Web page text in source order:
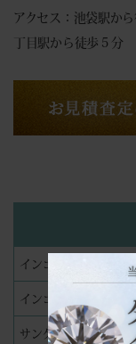
アクセス：池袋駅か
丁目駅から徒歩５分
インゴット
インゴット精錬分割加
サングラス